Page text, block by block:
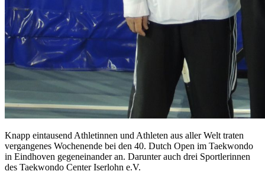
Knapp eintausend Athletinnen und Athleten aus aller Welt traten
vergangenes Wochenende bei den 40. Dutch Open im Taekwondo
in Eindhoven gegeneinander an. Darunter auch drei Sportlerinnen
des Taekwondo Center Iserlohn e.V.